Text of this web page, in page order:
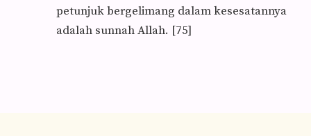
petunjuk bergelimang dalam kesesatannya
adalah sunnah Allah. [75]